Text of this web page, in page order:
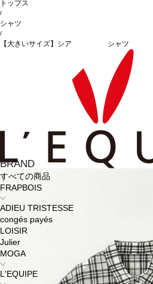
BRAND
すべての商品
FRAPBOIS
ADIEU TRISTESSE
congés payés
LOISIR
Julier
MOGA
L'EQUIPE
トップス
/
シャツ
/
【大きいサイズ】シアーチェックシャツ